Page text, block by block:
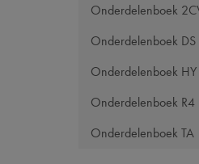
Onderdelenboek
Onderdelenboek DS
Onderdelenboek HY
Onderdelenboek R4
Onderdelenboek TA